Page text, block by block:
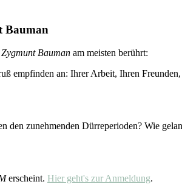
Bauman
Zygmunt Bauman am meisten berührt:
empfinden an: Ihrer Arbeit, Ihren
den zunehmenden Dürreperioden? Wie
erscheint. Hier geht's zur Anmeldung.